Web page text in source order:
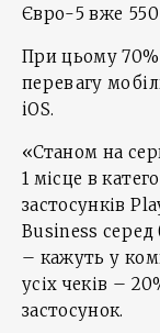
Євро-5 вже 550
При цьому
перевагу
iOS.
«Станом на
1 місце в
застосунків
Business
– кажуть у
усіх чеків –
застосунок.